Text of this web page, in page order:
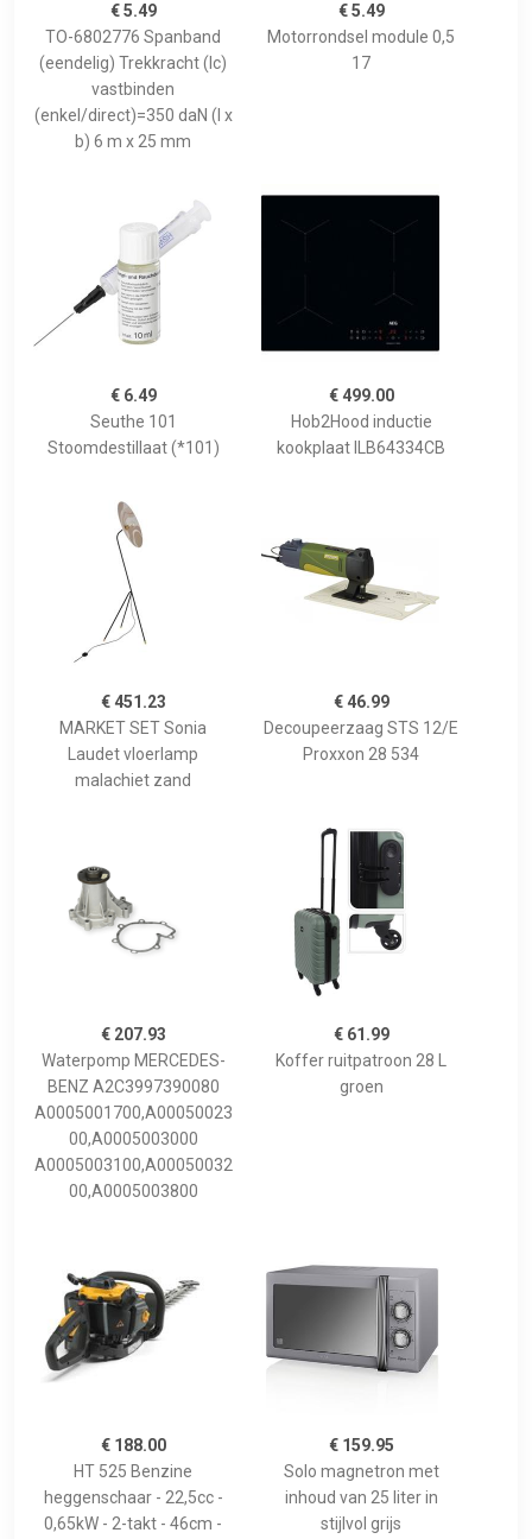
€ 5.49
TO-6802776 Spanband
(eendelig) Trekkracht (lc)
vastbinden
(enkel/direct)=350 daN (l x
b) 6 m x 25 mm
€ 5.49
Motorrondsel module 0,5
17
€ 6.49
Seuthe 101
Stoomdestillaat (*101)
€ 499.00
Hob2Hood inductie
kookplaat ILB64334CB
€ 451.23
MARKET SET Sonia
Laudet vloerlamp
malachiet zand
€ 46.99
Decoupeerzaag STS 12/E
Proxxon 28 534
€ 207.93
Waterpomp MERCEDES-
BENZ A2C3997390080
A0005001700,A00050023
00,A0005003000
A0005003100,A00050032
00,A0005003800
€ 61.99
Koffer ruitpatroon 28 L
groen
€ 188.00
HT 525 Benzine
heggenschaar - 22,5cc -
0,65kW - 2-takt - 46cm -
€ 159.95
Solo magnetron met
inhoud van 25 liter in
stijlvol grijs